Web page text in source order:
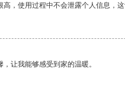
，使用过程中不会泄露个人信息，
让我能够感受到家的温暖。